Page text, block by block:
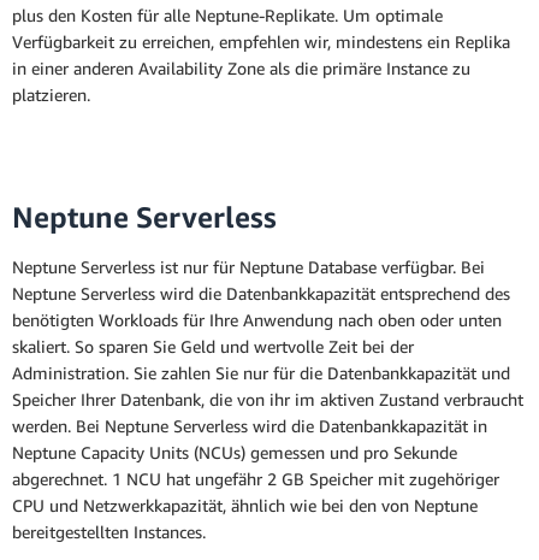
plus den Kosten für alle Neptune-Replikate. Um optimale
Verfügbarkeit zu erreichen, empfehlen wir, mindestens ein Replika
in einer anderen Availability Zone als die primäre Instance zu
platzieren.
Neptune Serverless
Neptune Serverless ist nur für Neptune Database verfügbar. Bei
Neptune Serverless wird die Datenbankkapazität entsprechend des
benötigten Workloads für Ihre Anwendung nach oben oder unten
skaliert. So sparen Sie Geld und wertvolle Zeit bei der
Administration. Sie zahlen Sie nur für die Datenbankkapazität und
Speicher Ihrer Datenbank, die von ihr im aktiven Zustand verbraucht
werden. Bei Neptune Serverless wird die Datenbankkapazität in
Neptune Capacity Units (NCUs) gemessen und pro Sekunde
abgerechnet. 1 NCU hat ungefähr 2 GB Speicher mit zugehöriger
CPU und Netzwerkkapazität, ähnlich wie bei den von Neptune
bereitgestellten Instances.